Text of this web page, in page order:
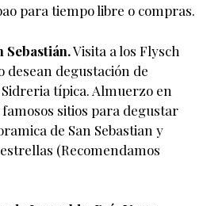
para tiempo libre o compras.
Sebastián.Visita a los Flysch
desean degustación de
típica. Almuerzo en
sitios para degustar
de San Sebastian y
(Recomendamos